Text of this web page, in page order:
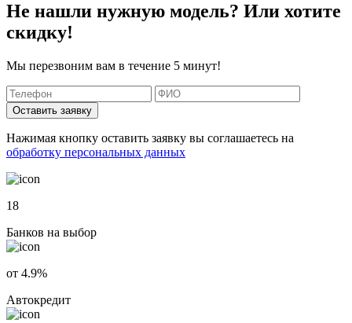
Не нашли нужную модель? Или хотите
скидку!
Мы перезвоним вам в течение 5 минут!
Оставить заявку
Нажимая кнопку оставить заявку вы соглашаетесь на
обработку персональных данных
18
Банков на выбор
от 4.9%
Автокредит